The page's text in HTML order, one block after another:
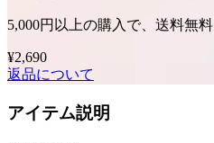
5,000円以上の購入で、送料無料
¥2,690
返品について
アイテム説明